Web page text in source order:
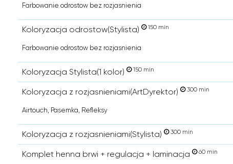
Farbowanie odrostow bez rozjasnienia
Koloryzacja odrostow(Stylista) 150 min
Farbowanie odrostow bez rozjasnienia
Koloryzacja Stylista(1 kolor) 150 min
Koloryzacja z rozjasnieniami(ArtDyrektor) 300 min
Airtouch, Pasemka, Refleksy
Koloryzacja z rozjasnieniami(Stylista) 300 min
Komplet henna brwi + regulacja + laminacja 60 min